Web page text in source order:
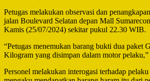
Petugas melakukan observasi dan
jalan Boulevard Selatan depan Mall
Kamis (25/07/2024) sekitar pukul 22.30 WIB.
“Petugas menemukan barang bukti dua paket
Kilogram yang disimpan dalam motor pelaku,”
Personel melakukan interogasi terhadap